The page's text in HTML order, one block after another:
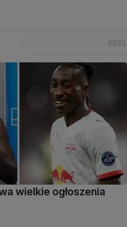
wielkie ogłoszenia